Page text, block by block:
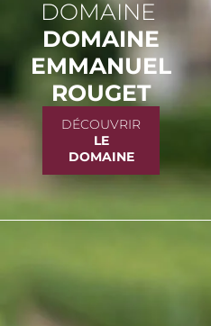
DOMAINE
DOMAINE
EMMANUEL
ROUGET
DÉCOUVRIR
LE
DOMAINE